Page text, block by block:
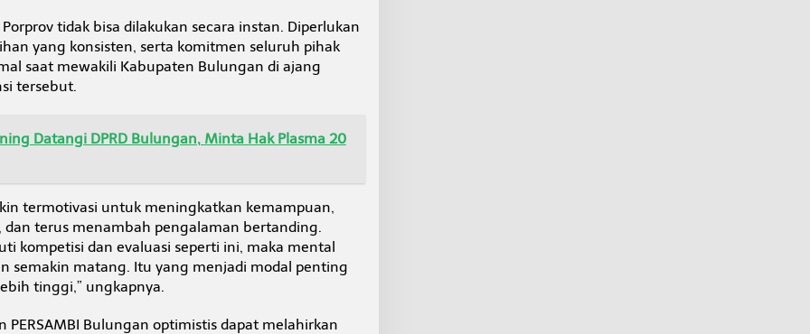
tidak bisa dilakukan secara instan. Diperlukan
yang konsisten, serta komitmen seluruh pihak
saat mewakili Kabupaten Bulungan di ajang
tersebut.
Datangi DPRD Bulungan, Minta Hak Plasma 20
termotivasi untuk meningkatkan kemampuan,
terus menambah pengalaman bertanding.
kompetisi dan evaluasi seperti ini, maka mental
semakin matang. Itu yang menjadi modal penting
tinggi,” ungkapnya.
PERSAMBI Bulungan optimistis dapat melahirkan